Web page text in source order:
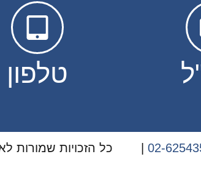
טלפון
02-
כל הזכויות שמורות